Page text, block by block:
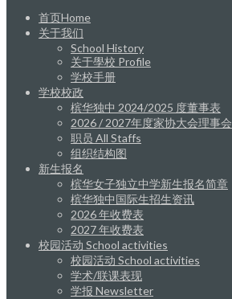
首页Home
关于我们
School History
关于學校 Profile
学校手册
学校校政
槟华独中 2024/2025 度董事表
2026 / 2027年度家协大会理事会
职员 All Staffs
组织结构图
新生报名
槟华女子独立中学新生报名简章
槟华独中国际生招生资讯
2026 年收费表
2027 年收费表
校园活动 School activities
校园活动 School activities
学术/联课表现
学报 Newsletter